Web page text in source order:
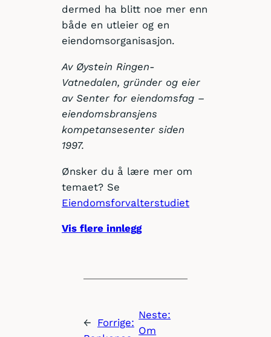
dermed ha blitt noe mer enn
både en utleier og en
eiendomsorganisasjon.
Av Øystein Ringen-
Vatnedalen, gründer og eier
av Senter for eiendomsfag –
eiendomsbransjens
kompetansesenter siden
1997.
Ønsker du å lære mer om
temaet? Se
Eiendomsforvalterstudiet
Vis flere innlegg
← Forrige:
Neste:
Om